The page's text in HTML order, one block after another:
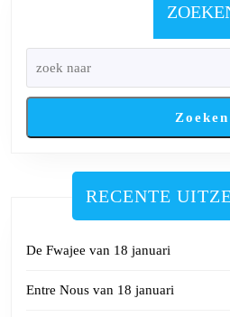
Zoeken
RECENTE
De Fwajee van 18 januari
Entre Nous van 18 januari